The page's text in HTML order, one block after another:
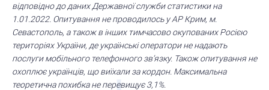
відповідно до даних Державної служби статистики на
1.01.2022. Опитування не проводилось у АР Крим, м.
Севастополь, а також в інших тимчасово окупованих Росією
територіях України, де українські оператори не надають
послуги мобільного телефонного зв’язку. Також опитування не
охоплює українців, що виїхали за кордон. Максимальна
теоретична похибка не перевищує 3,1%.